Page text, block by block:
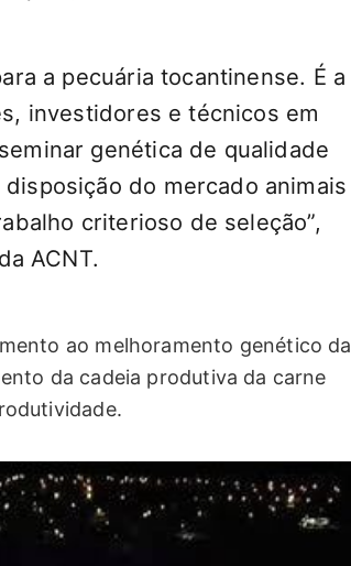
a pecuária tocantinense. É a
investidores e técnicos em
genética de qualidade
do mercado animais
criterioso de seleção”,
ACNT.
ao melhoramento genético da
da cadeia produtiva da carne